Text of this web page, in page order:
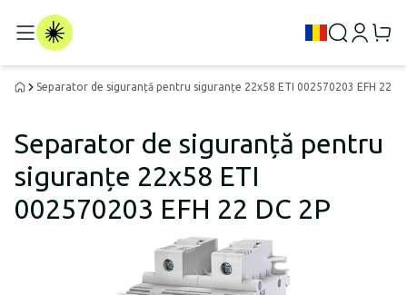
Separator de siguranță pentru siguranțe 22x58 ETI 002570203 EFH 22
Separator de siguranță pentru
siguranțe 22x58 ETI
002570203 EFH 22 DC 2P